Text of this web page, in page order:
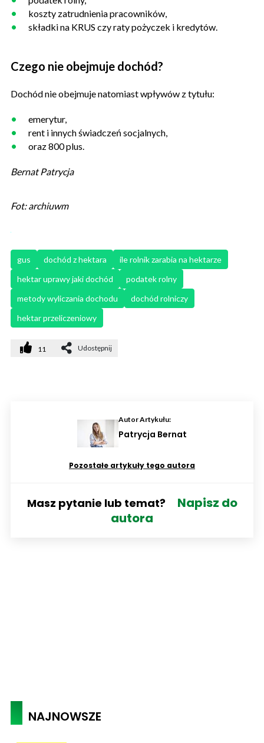
koszty zatrudnienia pracowników,
składki na KRUS czy raty pożyczek i kredytów.
Czego nie obejmuje dochód?
Dochód nie obejmuje natomiast wpływów z tytułu:
emerytur,
rent i innych świadczeń socjalnych,
oraz 800 plus.
Bernat Patrycja
Fot: archiuwm
gus dochód z hektara
ile rolnik zarabia na hektarze
hektar uprawy jaki dochód
podatek rolny
metody wyliczania dochodu
dochód rolniczy
hektar przeliczeniowy
11 Udostępnij
Autor Artykułu:
Patrycja Bernat
Pozostałe artykuły tego autora
Masz pytanie lub temat?
Napisz do
autora
NAJNOWSZE